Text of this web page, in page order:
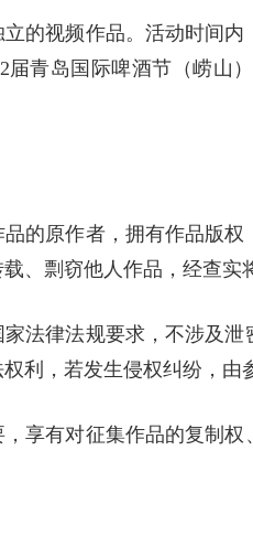
的视频作品。活动时间
青岛国际啤酒节（崂山
的原作者，拥有作品版
、剽窃他人作品，经查实
法律法规要求，不涉及
利，若发生侵权纠纷，由
享有对征集作品的复制